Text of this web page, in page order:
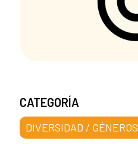
CATEGORÍA
DIVERSIDAD / GÉNEROS